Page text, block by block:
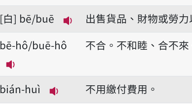
播放音讀bé-siu/bué-siu
白 bē/buē
播放音讀bē/buē
出售貨品、財物或勞力
bē-hô/buē-hô
播放音讀bē-hô/buē-hô
不合。不和睦、合不來
bián-huì
不用繳付費用。